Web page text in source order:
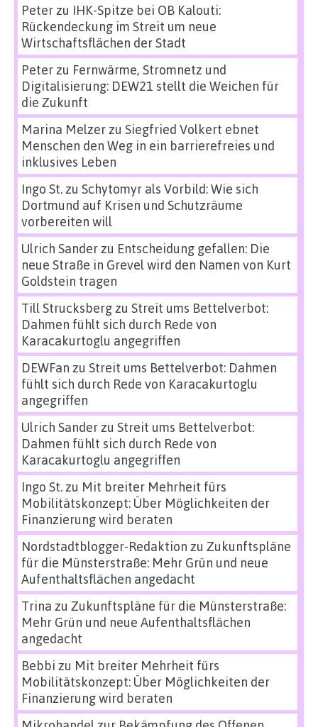
Peterzu IHK-Spitze bei OB Kalouti:
Rückendeckung im Streit um neue
Wirtschaftsflächen der Stadt
Peterzu Fernwärme, Stromnetz und
Digitalisierung: DEW21 stellt die Weichen für
die Zukunft
Marina Melzerzu Siegfried Volkert ebnet
Menschen den Weg in ein barrierefreies und
inklusives Leben
Ingo St.zu Schytomyr als Vorbild: Wie sich
Dortmund auf Krisen und Schutzräume
vorbereiten will
Ulrich Sanderzu Entscheidung gefallen: Die
neue Straße in Grevel wird den Namen von Kurt
Goldstein tragen
Till Strucksbergzu Streit ums Bettelverbot:
Dahmen fühlt sich durch Rede von
Karacakurtoglu angegriffen
DEWFan zu Streit ums Bettelverbot: Dahmen
fühlt sich durch Rede von Karacakurtoglu
angegriffen
Ulrich Sanderzu Streit ums Bettelverbot:
Dahmen fühlt sich durch Rede von
Karacakurtoglu angegriffen
Ingo St.zu Mit breiter Mehrheit fürs
Mobilitätskonzept: Über Möglichkeiten der
Finanzierung wird beraten
Nordstadtblogger-Redaktion zu Zukunftspläne
für die Münsterstraße: Mehr Grün und neue
Aufenthaltsflächen angedacht
Trina zu Zukunftspläne für die Münsterstraße:
Mehr Grün und neue Aufenthaltsflächen
angedacht
Bebbi zu Mit breiter Mehrheit fürs
Mobilitätskonzept: Über Möglichkeiten der
Finanzierung wird beraten